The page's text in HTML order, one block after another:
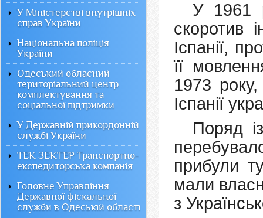
У 1961
скоротив
Іспанії,
її
1973
Іспанії
Поряд
прибули
мали
з
У Міністерстві внутрішніх
справ України
Національна поліція
України
Одеський обласний
територіальний центр
комплектування та
соціальної підтримки
У Державній прикордонній
службі України
ТЕК ЗЕКТЕР Транспортно-
експедиторська компанія
Головне Управління
Державної фіскальної
служби в Одеській області